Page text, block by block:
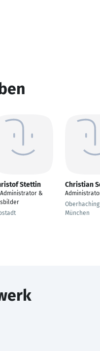
Stettin
Administrator &
Christian
München